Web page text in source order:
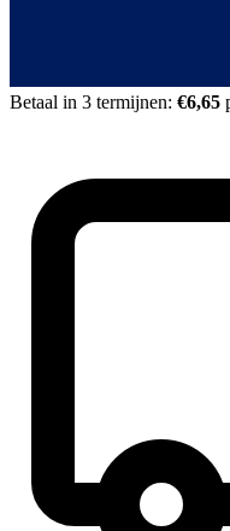
Betaal in 3 termijnen: €6,65